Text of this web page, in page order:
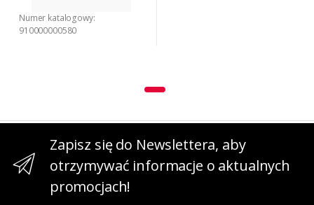
Numer katalogowy:
910000000580
Zapisz się do Newslettera, aby
otrzymywać informacje o aktualnych
promocjach!